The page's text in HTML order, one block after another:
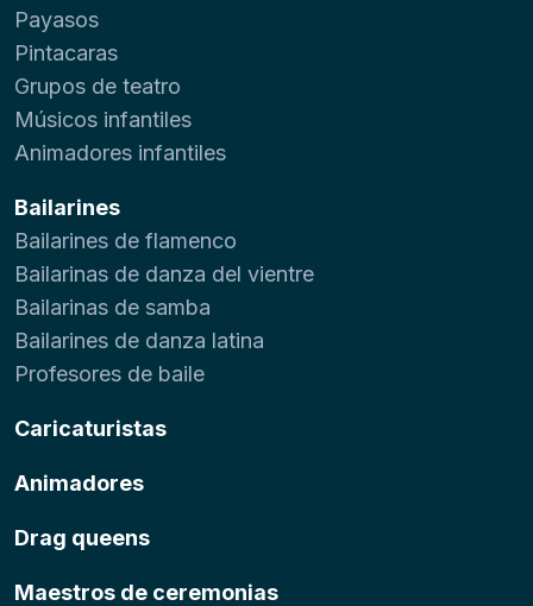
Payasos
Pintacaras
Grupos de teatro
Músicos infantiles
Animadores infantiles
Bailarines
Bailarines de flamenco
Bailarinas de danza del vientre
Bailarinas de samba
Bailarines de danza latina
Profesores de baile
Caricaturistas
Animadores
Drag queens
Maestros de ceremonias